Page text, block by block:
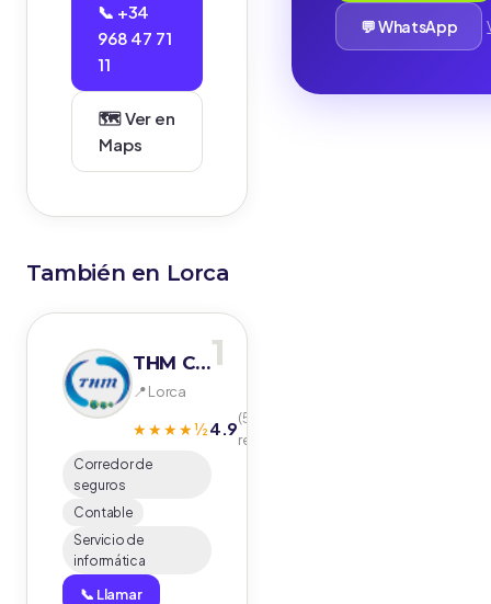
📞 +34
968 47 71
11
🗺️ Ver en
Maps
También en Lorca
1
THM Correduría de Seguros S.Coop. Espabrok Lorca
📍 Lorca
★★★★½4.9(59
reseñas)
Corredor de
seguros
Contable
Servicio de
informática
📞 Llamar
💬 WhatsApp